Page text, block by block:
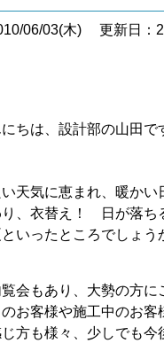
06/03(木) 更新日：
ちは、設計部の山田で
天気に恵まれ、暖かい
、衣替え！ 日が落ち
いったところでしょう
会もあり、大勢の方に
お客様や施工中のお客
じ方も様々、少しでも